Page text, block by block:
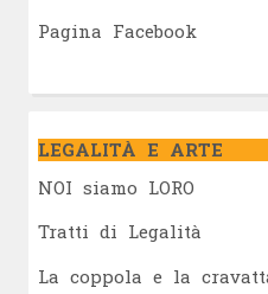
Pagina Facebook
LEGALITÀ E ARTE
NOI siamo LORO
Tratti di Legalità
La coppola e la